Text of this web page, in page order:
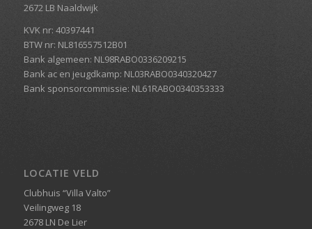
2672 LB Naaldwijk
KVK nr: 40397441
BTW nr: NL816557512B01
Bank algemeen: NL98RABO0336209215
Bank ac en jeugdkamp: NL03RABO0340320427
Bank sponsorcommissie: NL61RABO0340353333
LOCATIE VELD
Clubhuis “Villa Valto”
Veilingweg 18
2678 LN De Lier